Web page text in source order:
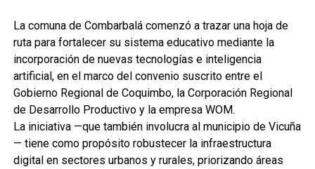
La comuna de Combarbalá comenzó a trazar una hoja de
ruta para fortalecer su sistema educativo mediante la
incorporación de nuevas tecnologías e inteligencia
artificial, en el marco del convenio suscrito entre el
Gobierno Regional de Coquimbo, la Corporación Regional
de Desarrollo Productivo y la empresa WOM.
La iniciativa —que también involucra al municipio de Vicuña
— tiene como propósito robustecer la infraestructura
digital en sectores urbanos y rurales, priorizando áreas